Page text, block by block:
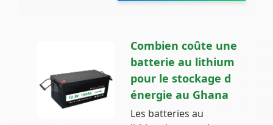
Combien coûte une
batterie au lithium
pour le stockage d
énergie au Ghana
Les batteries au